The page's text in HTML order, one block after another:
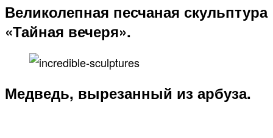
Великолепная песчаная скульптура
«Тайная вечеря».
Медведь, вырезанный из арбуза.